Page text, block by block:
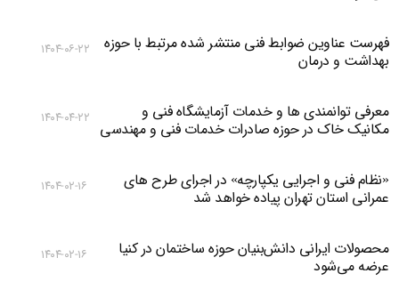
فهرست عناوین ضوابط فنی منتشر شده مرتبط با حوزه
بهداشت و درمان
۱۴۰۴-۰۶-۲۲
معرفی توانمندی ها و خدمات آزمایشگاه فنی و
مکانیک خاک در حوزه صادرات خدمات فنی و مهندسی
۱۴۰۴-۰۴-۲۲
«نظام فنی و اجرایی یکپارچه» در اجرای طرح های
عمرانی استان تهران پیاده خواهد شد
۱۴۰۴-۰۲-۱۶
محصولات ایرانی دانش‌بنیان‌ حوزه ساختمان در کنیا
عرضه می‌شود
۱۴۰۴-۰۲-۱۶